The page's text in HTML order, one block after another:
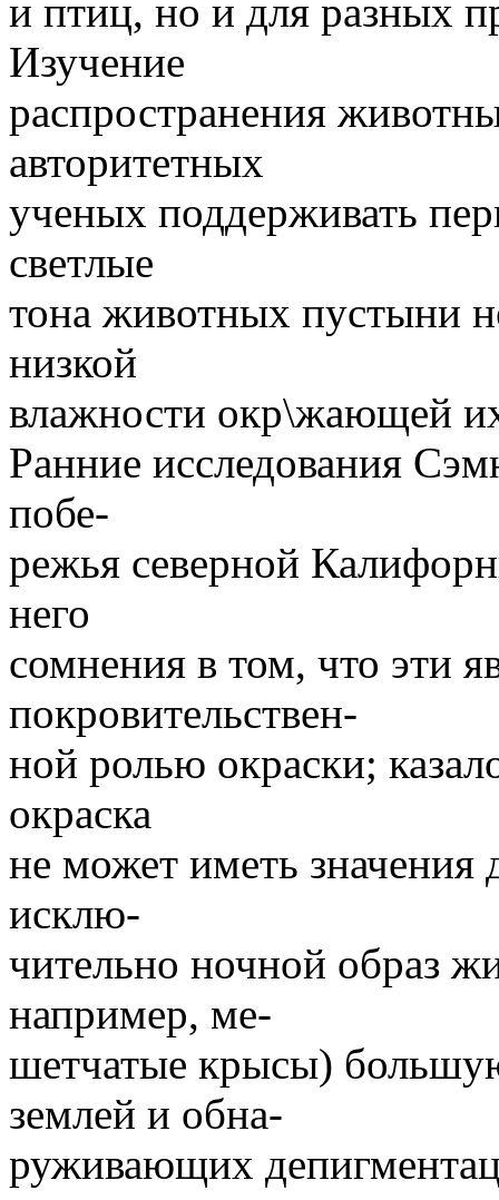
и птиц, но и для разных
Изучение
распространения
авторитетных
ученых поддерживать
светлые
тона животных пустыни
низкой
влажности окр\жающей
Ранние исследования
побе-
режья северной
него
сомнения в том, что эти
покровительствен-
ной ролью окраски;
окраска
не может иметь
исклю-
чительно ночной образ
например, ме-
шетчатые крысы)
землей и обна-
руживающих